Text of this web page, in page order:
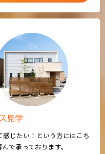
見学
じたい！という方にはこち
で承っております。